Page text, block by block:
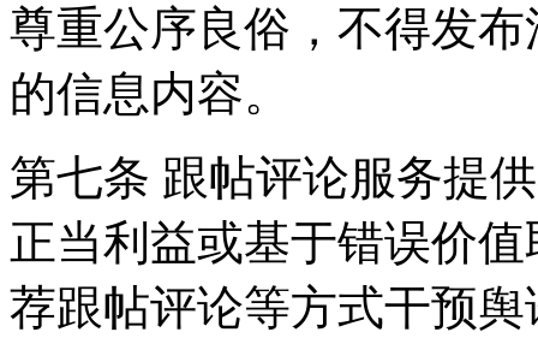
尊重公序良俗，不得发
的信息内容。
第七条 跟帖评论服务提
正当利益或基于错误价
荐跟帖评论等方式干预